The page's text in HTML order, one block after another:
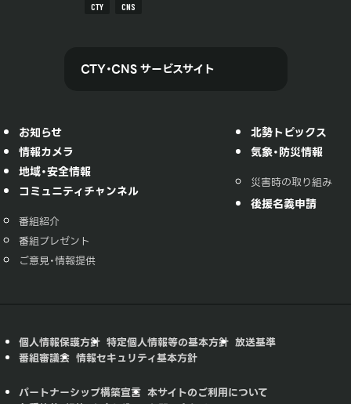
CTY CNS
CTY・CNS サービスサイト
お知らせ
情報カメラ
地域・安全情報
コミュニティチャンネル
番組紹介
番組プレゼント
ご意見・情報提供
北勢トピックス
気象・防災情報
災害時の取り組み
後援名義申請
個人情報保護方針 特定個人情報等の基本方針 放送基準
番組審議会 情報セキュリティ基本方針
パートナーシップ構築宣言 本サイトのご利用について